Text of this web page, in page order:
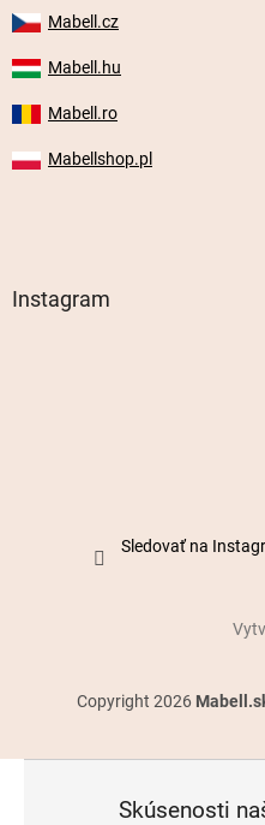
Mabell.cz
Mabell.hu
Mabell.ro
Mabellshop.pl
Instagram
Sledovať na
Copyright 2026
Skúsenosti